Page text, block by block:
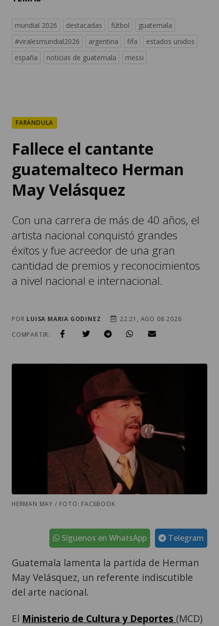
mundial 2026 destacadas fútbol
guatemala
#viralesmundial2026
argentina fifa
estados unidos
españa
noticias de guatemala messi
FARÁNDULA
Fallece el cantante
guatemalteco Herman
May Velásquez
Con una carrera de más de 40 años, el
artista nacional conquistó grandes
éxitos y fue acreedor de una gran
cantidad de premios y reconocimientos
a nivel nacional e internacional.
POR LUISA MARIA GODINEZ
22:21, AGO 08 2026
COMPARTIR:
HERMAN MAY / FOTO: FACEBOOK
Telegram
Síguenos en WhatsApp
Guatemala lamenta la partida de Herman
May Velásquez, un referente indiscutible
del arte nacional.
El Ministerio de Cultura y Deportes (MCD)